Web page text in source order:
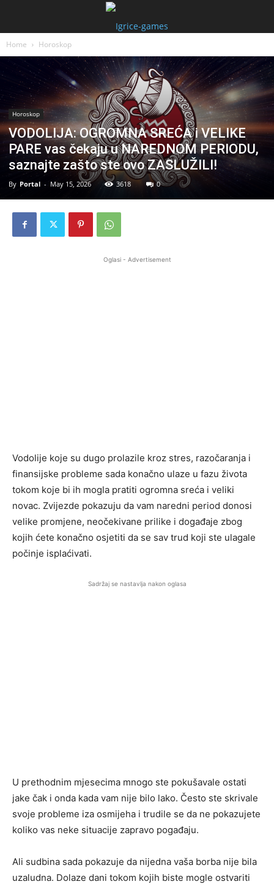
Home Horoskop
Horoskop
VODOLIJA: OGROMNA SREĆA i VELIKE
PARE vas čekaju u NAREDNOM PERIODU,
saznajte zašto ste ovo ZASLUŽILI!
By Portal - May 15, 2026 3618 0
Oglasi - Advertisement
Vodolije koje su dugo prolazile kroz stres, razočaranja i
finansijske probleme sada konačno ulaze u fazu života
tokom koje bi ih mogla pratiti ogromna sreća i veliki
novac. Zvijezde pokazuju da vam naredni period donosi
velike promjene, neočekivane prilike i događaje zbog
kojih ćete konačno osjetiti da se sav trud koji ste ulagale
počinje isplaćivati.
Sadržaj se nastavlja nakon oglasa
U prethodnim mjesecima mnogo ste pokušavale ostati
jake čak i onda kada vam nije bilo lako. Često ste skrivale
svoje probleme iza osmijeha i trudile se da ne pokazujete
koliko vas neke situacije zapravo pogađaju.
Ali sudbina sada pokazuje da nijedna vaša borba nije bila
uzaludna. Dolaze dani tokom kojih biste mogle ostvariti